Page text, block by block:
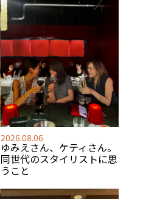
2026.08.06
ゆみえさん、ケティさん。
同世代のスタイリストに思
うこと